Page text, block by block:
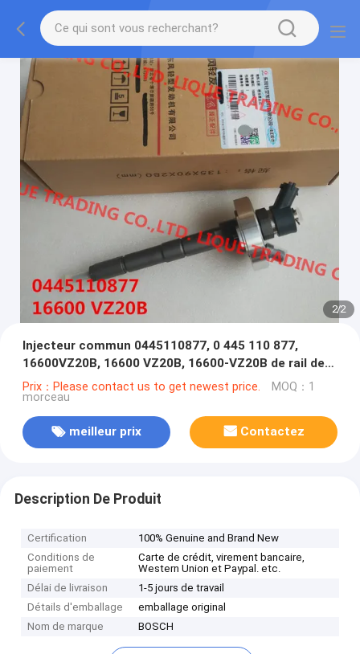
2/2
Injecteur commun 0445110877, 0 445 110 877,
16600VZ20B, 16600 VZ20B, 16600-VZ20B de rail de
l'INJECTEUR 0445110877
Prix：Please contact us to get newest price. MOQ：1
morceau
meilleur prix Contactez
Description De Produit
Certification
100% Genuine and Brand New
Conditions de
paiement
Carte de crédit, virement bancaire,
Western Union et Paypal. etc.
Délai de livraison
1-5 jours de travail
Détails d'emballage
emballage original
Nom de marque
BOSCH